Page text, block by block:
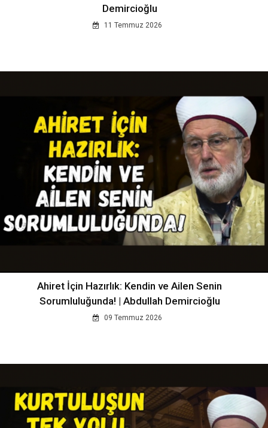
Demircioğlu
11 Temmuz 2026
Ahiret İçin Hazırlık: Kendin ve Ailen Senin
Sorumluluğunda! | Abdullah Demircioğlu
09 Temmuz 2026